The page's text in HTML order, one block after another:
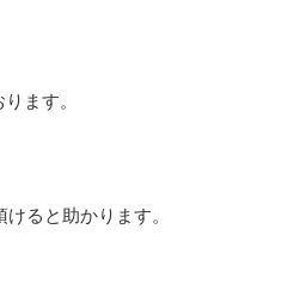
ます。
ると助かります。